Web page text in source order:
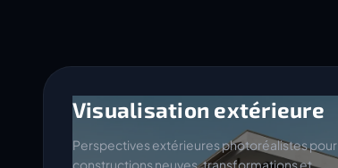
Visualisation extérieure
Perspectives extérieures photoréalistes pour
constructions neuves, transformations et